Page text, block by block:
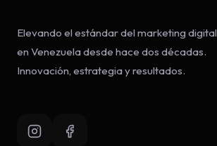
Elevando el estándar del marketing digital
en Venezuela desde hace dos décadas.
Innovación, estrategia y resultados.